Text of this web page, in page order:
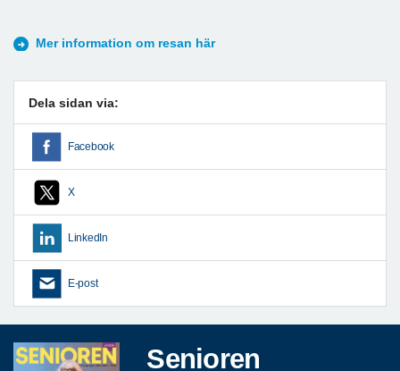
Mer information om resan här
Dela sidan via:
Facebook
X
LinkedIn
E-post
Senioren